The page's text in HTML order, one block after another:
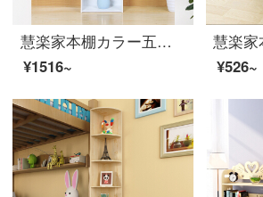
慧楽家本棚カラー五階書棚ファッション創意層棚棚コンボボックス11055-7
¥1516~
¥526~